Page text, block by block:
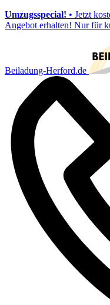
Umzugsspecial! • Jetzt
Angebot erhalten! Nur für
Beiladung-Herford.de